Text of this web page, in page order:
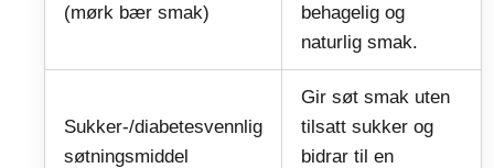
(mørk bær smak)
behagelig og
naturlig smak.
Sukker-/diabetesvennlig
søtningsmiddel
Gir søt smak uten
tilsatt sukker og
bidrar til en